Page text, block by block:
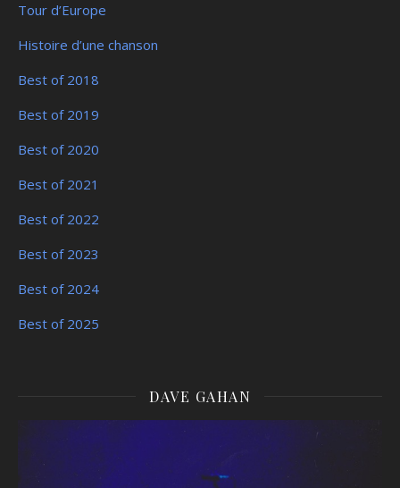
Tour d’Europe
Histoire d’une chanson
Best of 2018
Best of 2019
Best of 2020
Best of 2021
Best of 2022
Best of 2023
Best of 2024
Best of 2025
DAVE GAHAN